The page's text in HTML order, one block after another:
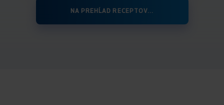
NA PREHĹAD RECEPTOV...